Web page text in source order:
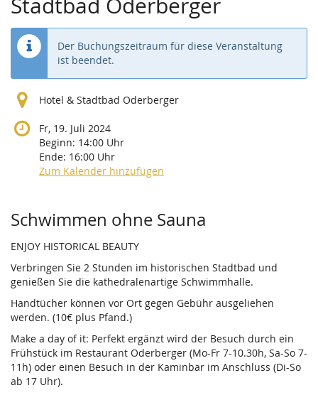
Der Buchungszeitraum für diese Veranstaltung
ist beendet.
Hotel & Stadtbad Oderberger
Fr, 19. Juli 2024
Beginn: 14:00 Uhr
Ende: 16:00 Uhr
Zum Kalender hinzufügen
Produkte
Schwimmen ohne Sauna
ENJOY HISTORICAL BEAUTY
Verbringen Sie 2 Stunden im historischen Stadtbad und
genießen Sie die kathedralenartige Schwimmhalle.
Handtücher können vor Ort gegen Gebühr ausgeliehen
werden. (10€ plus Pfand.)
Make a day of it: Perfekt ergänzt wird der Besuch durch ein
Frühstück im Restaurant Oderberger (Mo-Fr 7-10.30h, Sa-So 7-
11h) oder einen Besuch in der Kaminbar im Anschluss (Di-So
ab 17 Uhr).